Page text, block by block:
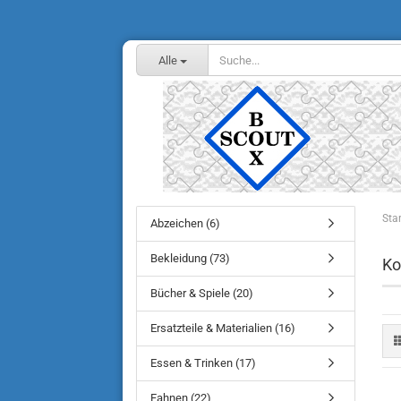
Alle
Abzeichen (6)
Bekleidung (73)
Bücher & Spiele (20)
Ersatzteile & Materialien (16)
Essen & Trinken (17)
Fahnen (22)